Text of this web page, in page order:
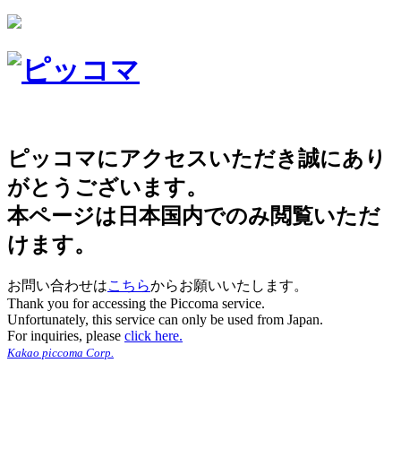
ピッコマにアクセスいただき誠にあり
がとうございます。
本ページは日本国内でのみ閲覧いただ
けます。
お問い合わせはこちらからお願いいたします。
Thank you for accessing the Piccoma service.
Unfortunately, this service can only be used from Japan.
For inquiries, please click here.
Kakao piccoma Corp.